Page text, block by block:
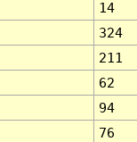
14
324
211
62
94
76